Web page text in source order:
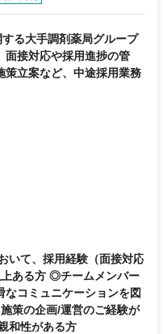
る大手調剤薬局グループ
面接対応や採用進捗の管
策立案など、中途採用業務
いて、採用経験（面接対応
ある方 ◎チームメンバー
なコミュニケーションを図
和性がある方